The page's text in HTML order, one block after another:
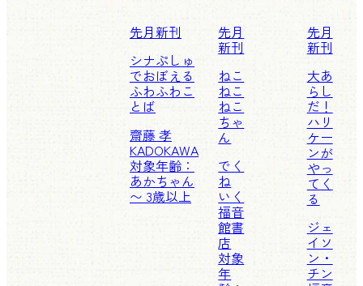
先月新刊
シナぷしゅ
でおぼえる
ふわふわこ
とば
齋藤 孝
KADOKAWA
対象年齢：
あかちゃん
〜 3歳以上
先月
新刊
ねこ
ねこ
ねこ
ちゃ
ん
でく
ね
いく
福音
館書
店
対象
年
先月
新刊
大あ
らし
だ！
ハリ
ケー
ンが
やっ
てく
る
ジェ
イソ
ン・
チン